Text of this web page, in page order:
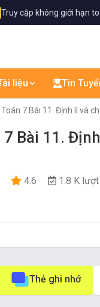
Truy cập không giới hạn
liệu Tin
Toán 7 Bài 11. Định lí và
7 Bài 11.
4.6 1.8 K
Thẻ ghi nhớ